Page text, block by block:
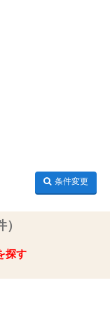
条件変更
探す